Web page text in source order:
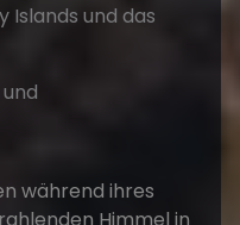
Islands und das